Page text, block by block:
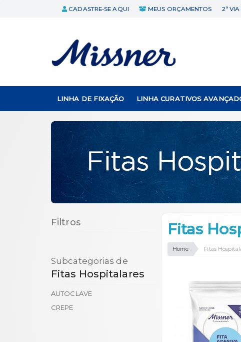
CADASTRE-SE AQUI MEUS ORÇAMENTOS 2ª
LINHA DE FIXAÇÃO LINHA CURATIVOS
Filtros
Subcategorias de
Fitas Hospitalares
AUTOCLAVE
CREPE
Fitas
Home Fitas